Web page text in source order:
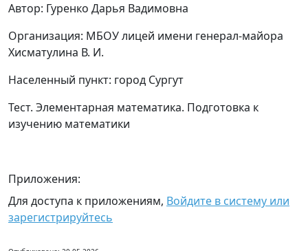
Автор: Гуренко Дарья Вадимовна
Организация: МБОУ лицей имени генерал-майора
Хисматулина В. И.
Населенный пункт: город Сургут
Тест. Элементарная математика. Подготовка к
изучению математики
Приложения:
Для доступа к приложениям, Войдите в систему или
зарегистрируйтесь